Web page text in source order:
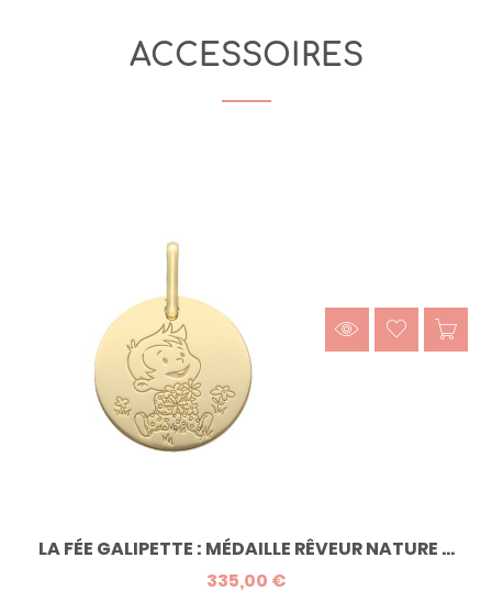
ACCESSOIRES
LA FÉE GALIPETTE : MÉDAILLE RÊVEUR NATURE ...
335,00 €